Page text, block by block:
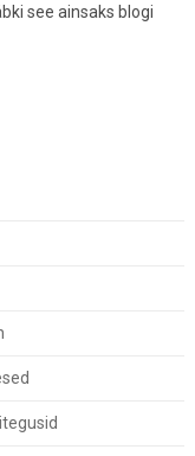
see ainsaks blogi